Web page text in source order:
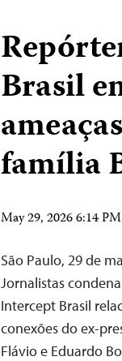
Brasil
família
May 29, 2026 6:14
São Paulo, 29 de
Jornalistas
Intercept Brasil
conexões do ex-
Flávio e Eduardo